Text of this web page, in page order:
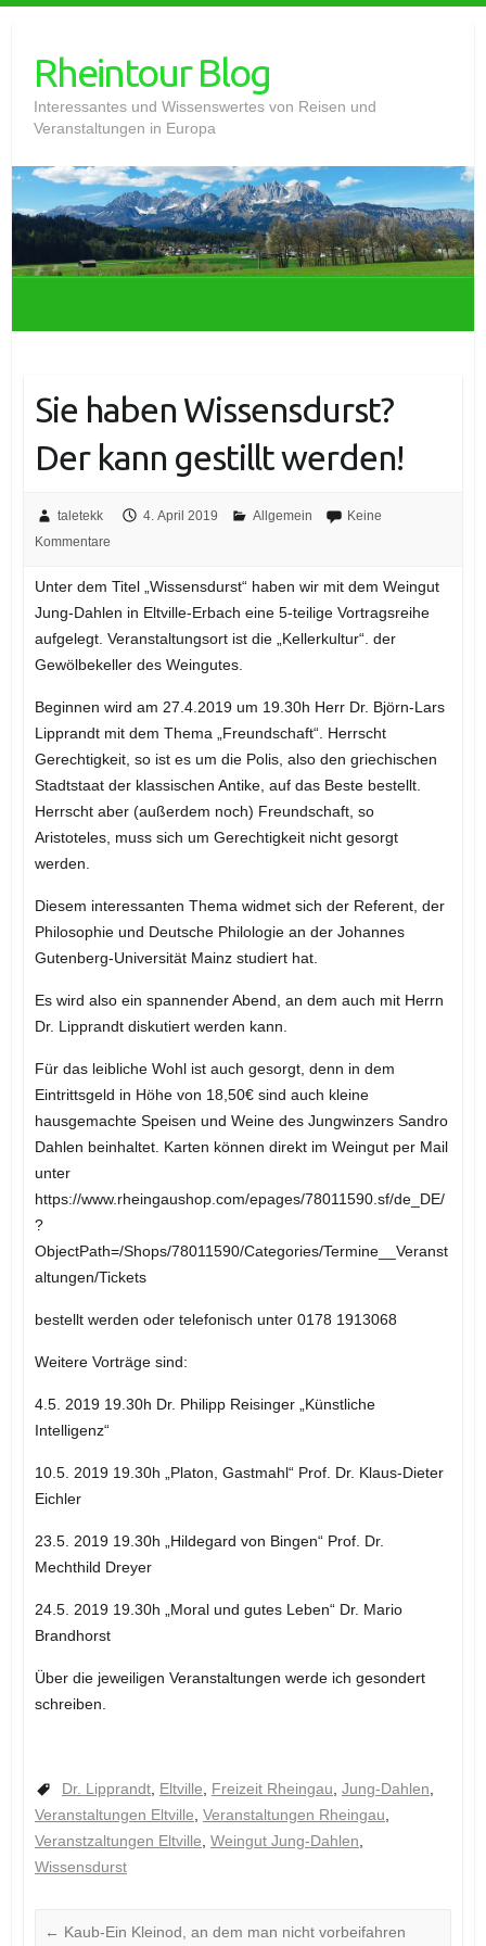
contentRheintour Blog
Interessantes und Wissenswertes von Reisen und
Veranstaltungen in Europa
Sie haben Wissensdurst?
Der kann gestillt werden!
taletekk 4. April 2019 Allgemein
Keine
Kommentare
Unter dem Titel „Wissensdurst“ haben wir mit dem Weingut
Jung-Dahlen in Eltville-Erbach eine 5-teilige Vortragsreihe
aufgelegt. Veranstaltungsort ist die „Kellerkultur“. der
Gewölbekeller des Weingutes.
Beginnen wird am 27.4.2019 um 19.30h Herr Dr. Björn-Lars
Lipprandt mit dem Thema „Freundschaft“. Herrscht
Gerechtigkeit, so ist es um die Polis, also den griechischen
Stadtstaat der klassischen Antike, auf das Beste bestellt.
Herrscht aber (außerdem noch) Freundschaft, so
Aristoteles, muss sich um Gerechtigkeit nicht gesorgt
werden.
Diesem interessanten Thema widmet sich der Referent, der
Philosophie und Deutsche Philologie an der Johannes
Gutenberg-Universität Mainz studiert hat.
Es wird also ein spannender Abend, an dem auch mit Herrn
Dr. Lipprandt diskutiert werden kann.
Für das leibliche Wohl ist auch gesorgt, denn in dem
Eintrittsgeld in Höhe von 18,50€ sind auch kleine
hausgemachte Speisen und Weine des Jungwinzers Sandro
Dahlen beinhaltet. Karten können direkt im Weingut per Mail
unter
https://www.rheingaushop.com/epages/78011590.sf/de_DE/
?
ObjectPath=/Shops/78011590/Categories/Termine__Veranst
altungen/Tickets
bestellt werden oder telefonisch unter 0178 1913068
Weitere Vorträge sind:
4.5. 2019 19.30h Dr. Philipp Reisinger „Künstliche
Intelligenz“
10.5. 2019 19.30h „Platon, Gastmahl“ Prof. Dr. Klaus-Dieter
Eichler
23.5. 2019 19.30h „Hildegard von Bingen“ Prof. Dr.
Mechthild Dreyer
24.5. 2019 19.30h „Moral und gutes Leben“ Dr. Mario
Brandhorst
Über die jeweiligen Veranstaltungen werde ich gesondert
schreiben.
Dr. Lipprandt, Eltville Freizeit Rheingau Jung-Dahlen
Veranstaltungen Eltville Veranstaltungen Rheingau
Veranstzaltungen Eltville Weingut Jung-Dahlen
Wissensdurst
← Kaub-Ein Kleinod, an dem man nicht vorbeifahren